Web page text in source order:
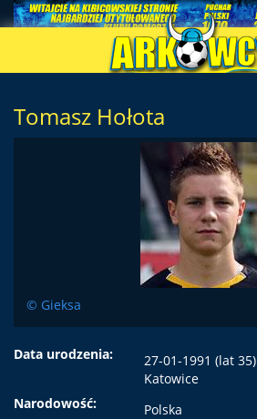
Tomasz Hołota
© Gieksa
Data urodzenia:
27-01-1991 (lat 35)
Katowice
Narodowość:
Polska